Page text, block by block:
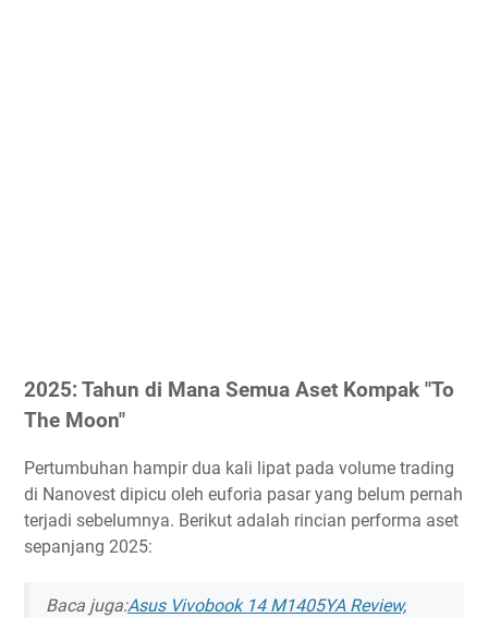
2025: Tahun di Mana Semua Aset Kompak "To
The Moon"
Pertumbuhan hampir dua kali lipat pada volume trading
di Nanovest dipicu oleh euforia pasar yang belum pernah
terjadi sebelumnya. Berikut adalah rincian performa aset
sepanjang 2025:
Baca juga:Asus Vivobook 14 M1405YA Review,